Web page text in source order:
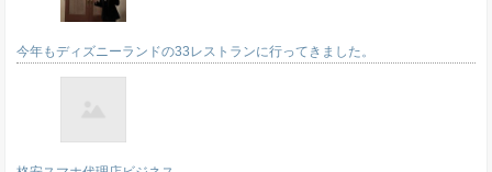
今年もディズニーランドの33レストランに行ってきました。